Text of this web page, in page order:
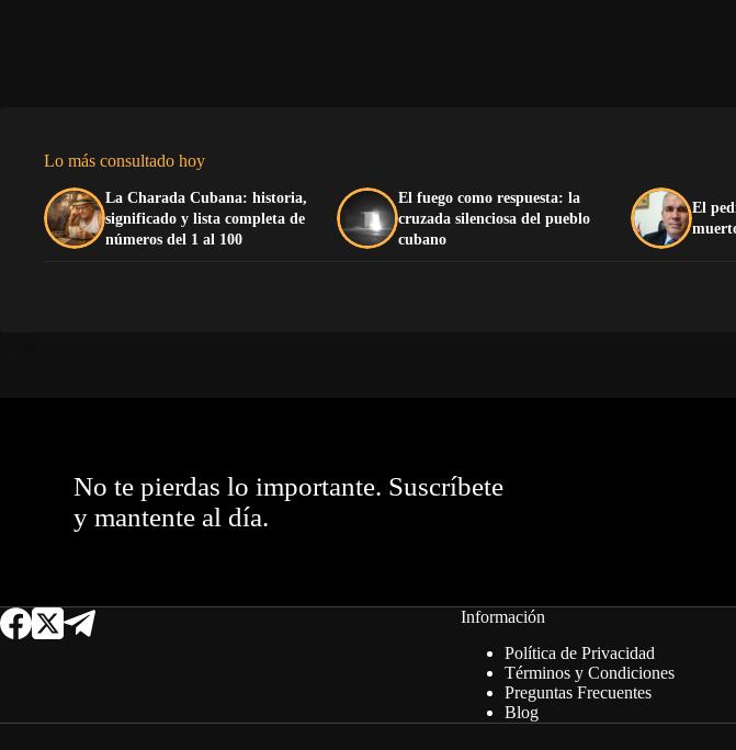
Lo más consultado hoy
La Charada Cubana: historia,
significado y lista completa de
números del 1 al 100
El fuego como respuesta: la
cruzada silenciosa del pueblo
cubano
El
No te pierdas lo importante. Suscríbete
y mantente al día.
Información
Política de Privacidad
Términos y Condiciones
Preguntas Frecuentes
Blog